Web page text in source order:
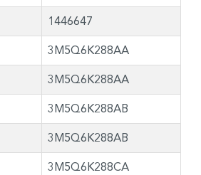
1446647
3M5Q6K288AA
3M5Q6K288AA
3M5Q6K288AB
3M5Q6K288AB
3M5Q6K288CA